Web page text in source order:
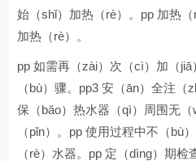
始（shǐ）加热（rè）。pp 加热
加热（rè）。
pp 如需再（zài）次（cì）加（
（bù）骤。pp3 安（ān）全注
保（bǎo）热水器（qì）周围无
（pǐn）。pp 使用过程中不（bù
（rè）水器。pp 定（dìng）期